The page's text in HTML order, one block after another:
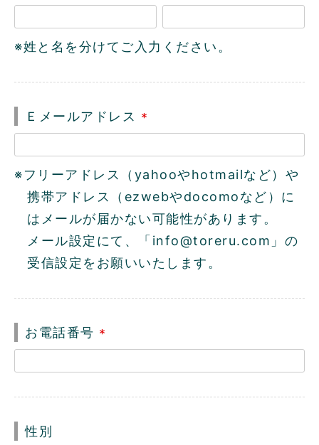
(
必
須
※姓と名を分けてご入力ください。
Ｅメールアドレス
(
必
須
)
※フリーアドレス（yahooやhotmailなど）や
携帯アドレス（ezwebやdocomoなど）に
はメールが届かない可能性があります。
メール設定にて、「info@toreru.com」の
受信設定をお願いいたします。
お電話番号
(
必
性別